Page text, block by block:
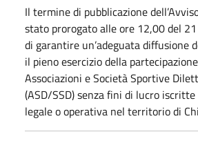
Il termine di pubblicazione
stato prorogato alle ore 12,00 del
di garantire un’adeguata diffusione
il pieno esercizio della
Associazioni e Società Sportive
(ASD/SSD) senza fini di lucro iscritte
legale o operativa nel territorio di